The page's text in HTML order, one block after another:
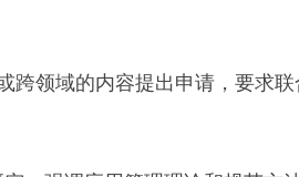
领域的内容提出申请，要求联